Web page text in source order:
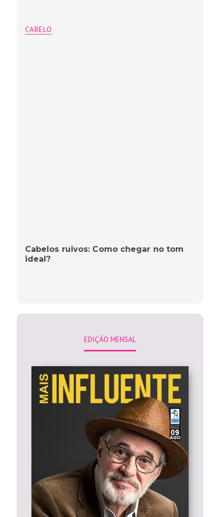
CABELO
Cabelos ruivos: Como chegar no tom
ideal?
EDIÇÃO MENSAL